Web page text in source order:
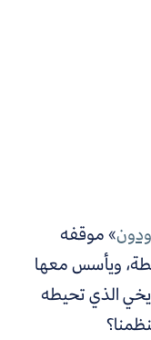
»موقفه
ويأسس معها
الذي تحيطه